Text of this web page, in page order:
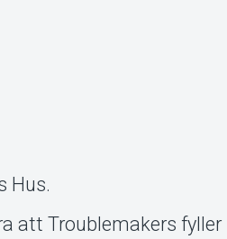
Hus.
att Troublemakers fyller